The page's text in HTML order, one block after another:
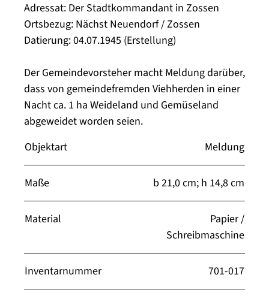
Adressat: Der Stadtkommandant in Zossen
Ortsbezug: Nächst Neuendorf / Zossen
Datierung: 04.07.1945 (Erstellung)
Der Gemeindevorsteher macht Meldung darüber,
dass von gemeindefremden Viehherden in einer
Nacht ca. 1 ha Weideland und Gemüseland
abgeweidet worden seien.
Objektart
Meldung
Maße b 21,0 cm; h 14,8 cm
Material
Papier /
Schreibmaschine
Inventarnummer 701-017